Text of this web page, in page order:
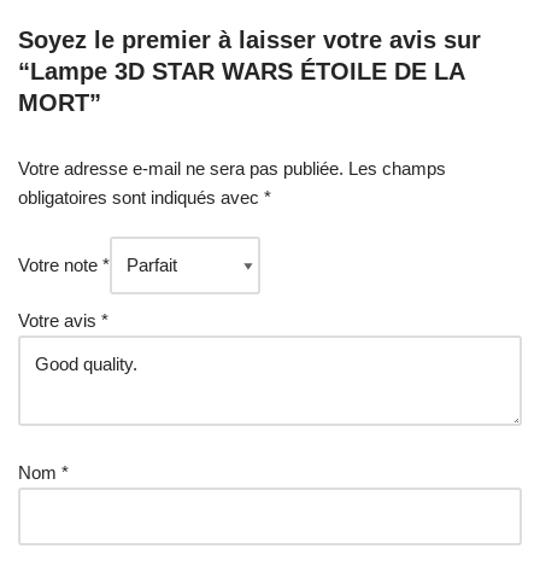
Soyez le premier à laisser votre avis sur
“Lampe 3D STAR WARS ÉTOILE DE LA
MORT”
Votre adresse e-mail ne sera pas publiée. Les champs
obligatoires sont indiqués avec *
Votre note *
Votre avis *
Nom *